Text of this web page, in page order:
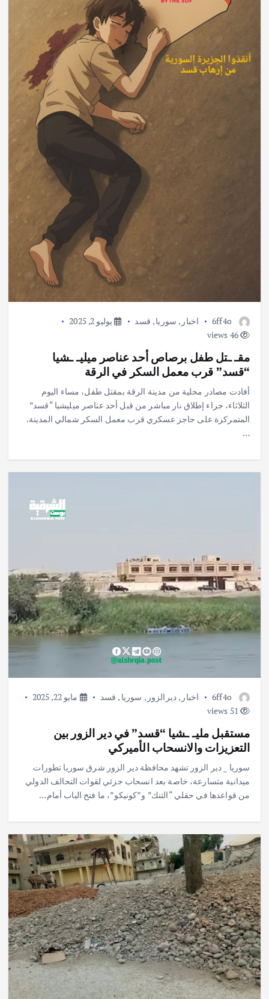
6ff4o اخبار , سوريا, قسد
يوليو 2, 2025
46 views
مقـ ـتل طفل برصاص أحد عناصر ميليـ ـشيا
“قسد” قرب معمل السكر في الرقة
أفادت مصادر محلية من مدينة الرقة بمقتل طفل، مساء اليوم
الثلاثاء، جراء إطلاق نار مباشر من قبل أحد عناصر ميليشيا “قسد”
المتمركزة على حاجز عسكري قرب معمل السكر شمالي المدينة.
…
6ff4o اخبار , ديرالزور , سوريا , قسد
مايو 22, 2025
51 views
مستقبل مليـ ـشيا “قسد” في دير الزور بين
التعزيزات والانسحاب الأميركي
سوريا _ دير الزور تشهد محافظة دير الزور شرق سوريا تطورات
ميدانية متسارعة، خاصة بعد انسحاب جزئي لقوات التحالف الدولي
من قواعدها في حقلي “التنك” و”كونيكو”، ما فتح الباب أمام…